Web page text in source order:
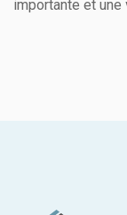
importante et une